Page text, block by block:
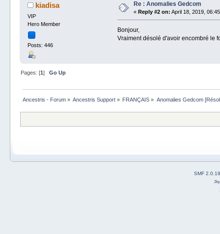
kiadisa
VIP
Hero Member
Posts: 446
Re : Anomalies Gedcom
« Reply #2 on: April 18, 2019,
Bonjour,
Vraiment désolé d'avoir encombré le
Pages: [1] Go Up
Ancestris - Forum» Ancestris Support » FRANÇAIS » Anomalies Gedcom
SMF 2.0.19